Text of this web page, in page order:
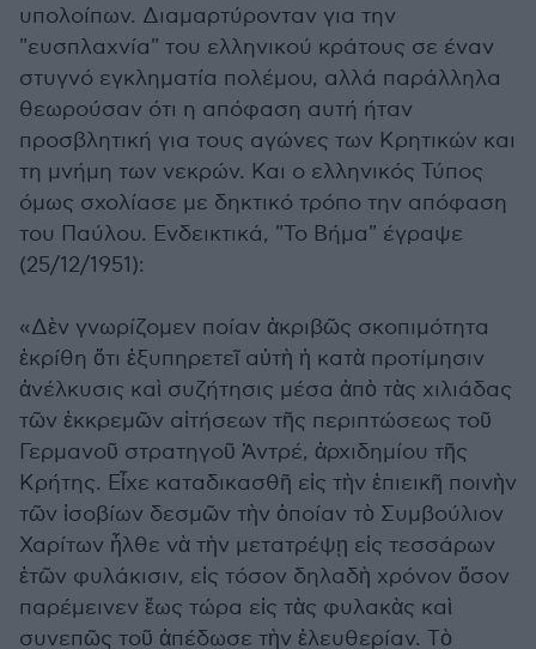
υπολοίπων. Διαμαρτύρονταν για την
"ευσπλαχνία" του ελληνικού κράτους σε έναν
στυγνό εγκληματία πολέμου, αλλά παράλληλα
θεωρούσαν ότι η απόφαση αυτή ήταν
προσβλητική για τους αγώνες των Κρητικών και
τη μνήμη των νεκρών. Και ο ελληνικός Τύπος
όμως σχολίασε με δηκτικό τρόπο την απόφαση
του Παύλου. Ενδεικτικά, "Το Βήμα" έγραψε
(25/12/1951):
«Δὲν γνωρίζομεν ποίαν ἀκριβῶς σκοπιμότητα
ἐκρίθη ὅτι ἐξυπηρετεῖ αὐτὴ ἡ κατὰ προτίμησιν
ἀνέλκυσις καὶ συζήτησις μέσα ἀπὸ τὰς χιλιάδας
τῶν ἐκκρεμῶν αἰτήσεων τῆς περιπτώσεως τοῦ
Γερμανοῦ στρατηγοῦ Ἀντρέ, ἀρχιδημίου τῆς
Κρήτης. Εἶχε καταδικασθῆ εἰς τὴν ἐπιεικῆ ποινὴν
τῶν ἰσοβίων δεσμῶν τὴν ὁποίαν τὸ Συμβούλιον
Χαρίτων ἦλθε νὰ τὴν μετατρέψῃ εἰς τεσσάρων
ἐτῶν φυλάκισιν, εἰς τόσον δηλαδὴ χρόνον ὅσον
παρέμεινεν ἕως τώρα εἰς τὰς φυλακὰς καὶ
συνεπῶς τοῦ ἀπέδωσε τὴν ἐλευθερίαν. Τὸ